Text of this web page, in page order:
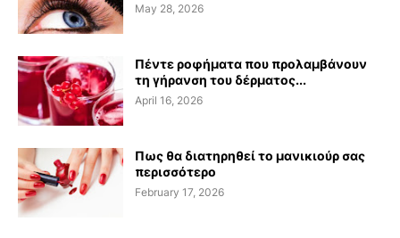
May 28, 2026
Πέντε ροφήματα που προλαμβάνουν
τη γήρανση του δέρματος...
April 16, 2026
Πως θα διατηρηθεί το μανικιούρ σας
περισσότερο
February 17, 2026